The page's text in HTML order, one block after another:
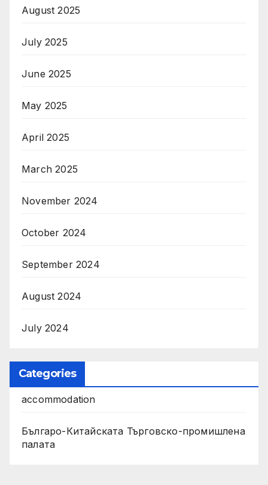
August 2025
July 2025
June 2025
May 2025
April 2025
March 2025
November 2024
October 2024
September 2024
August 2024
July 2024
Categories
accommodation
Българо-Китайската Търговско-промишлена
палата